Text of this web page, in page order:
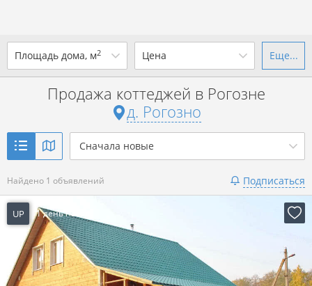
Площадь дома, м2
до
Показать 1 объявление
Цена
от до
р. за всё
Показать 1 объявление
Еще...
Продажа коттеджей в Рогозне
д. Рогозно
Сначала новые
Найдено 1 объявлений Подписаться
UP 1 день назад
Ваш город -д. Рогозно?
Выбрать город